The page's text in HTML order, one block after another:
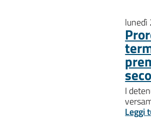
lunedì
I
Leggi